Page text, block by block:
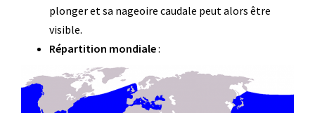
plonger et sa nageoire caudale peut alors être
visible.
Répartition mondiale: